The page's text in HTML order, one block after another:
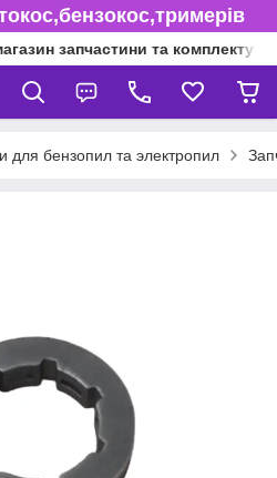
запчастини та
для бензопил та электропил